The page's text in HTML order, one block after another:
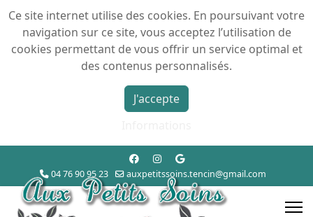
Ce site internet utilise des cookies. En poursuivant votre
navigation sur ce site, vous acceptez l’utilisation de
cookies permettant de vous offrir un service optimal et
des contenus personnalisés.
J'accepte
04 76 90 95 23 auxpetitssoins.tencin@gmail.com